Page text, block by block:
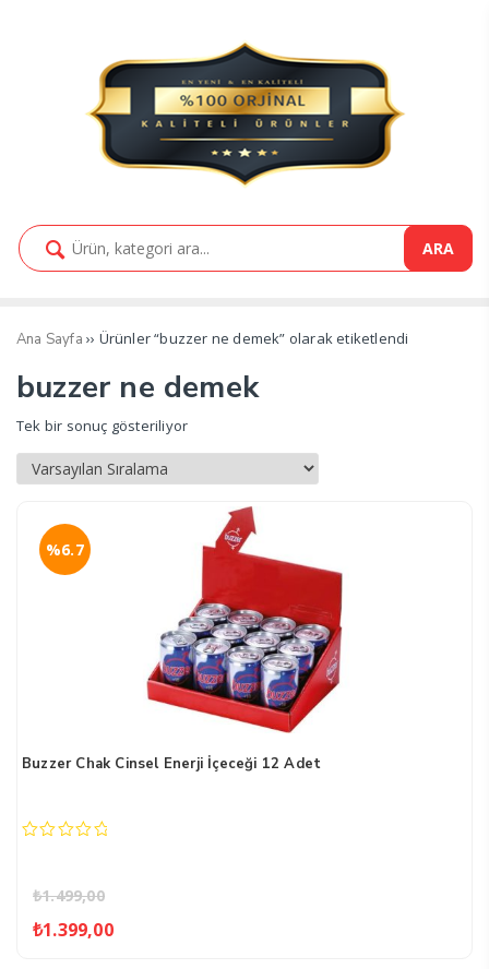
ARA
Ana Sayfa ›› Ürünler “buzzer ne demek” olarak etiketlendi
buzzer ne demek
Tek bir sonuç gösteriliyor
Buzzer Chak Cinsel Enerji İçeceği 12 Adet
₺1.499,00
Orijinal
fiyat:
₺1.399,00Şu
andaki
%6.7